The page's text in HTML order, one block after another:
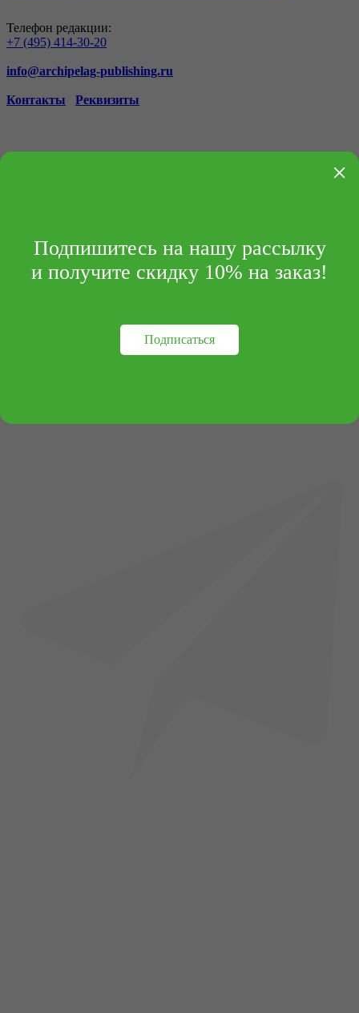
Телефон редакции:
+7 (495) 414-30-20
info@archipelag-publishing.ru
Контакты Реквизиты
×
Подпишитесь на нашу рассылку
и получите скидку 10% на заказ!
Подписаться